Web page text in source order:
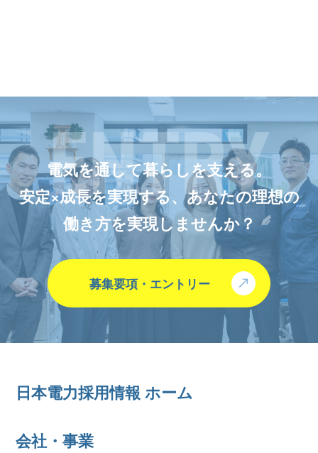
電気を通して暮らしを支える。
安定×成長を実現する、あなたの理想の
働き方を実現しませんか？
募集要項・エントリー
日本電力採用情報 ホーム
会社・事業